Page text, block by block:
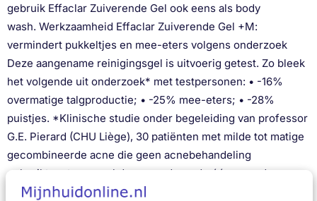
gebruik Effaclar Zuiverende Gel ook eens als body
wash. Werkzaamheid Effaclar Zuiverende Gel +M:
vermindert pukkeltjes en mee-eters volgens onderzoek
Deze aangename reinigingsgel is uitvoerig getest. Zo bleek
het volgende uit onderzoek* met testpersonen: • -16%
overmatige talgproductie; • -25% mee-eters; • -28%
puistjes. *Klinische studie onder begeleiding van professor
G.E. Pierard (CHU Liège), 30 patiënten met milde tot matige
gecombineerde acne die geen acnebehandeling
gebruikten, tweemaal daags, gedurende één maand.
Klinische en biometeorologische bevindingen door